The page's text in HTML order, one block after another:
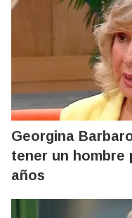
Georgina
tener un hombre
años